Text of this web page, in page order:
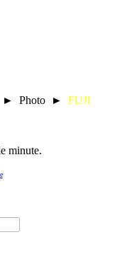
► Photo ► FUJI
minute.